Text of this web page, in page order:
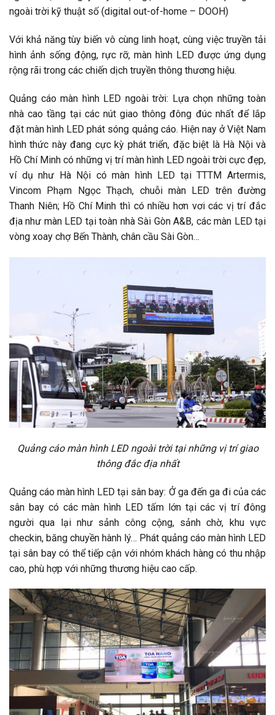
ngoài trời kỹ thuật số (digital out-of-home – DOOH)
Với khả năng tùy biến vô cùng linh hoạt, cùng việc truyền tải
hình ảnh sống động, rực rỡ, màn hình LED được ứng dụng
rộng rãi trong các chiến dịch truyền thông thương hiệu.
Quảng cáo màn hình LED ngoài trời: Lựa chọn những toàn
nhà cao tầng tại các nút giao thông đông đúc nhất để lắp
đặt màn hình LED phát sóng quảng cáo. Hiện nay ở Việt Nam
hình thức này đang cực kỳ phát triển, đặc biệt là Hà Nội và
Hồ Chí Minh có những vị trí màn hình LED ngoài trời cực đẹp,
ví dụ như Hà Nội có màn hình LED tại TTTM Artermis,
Vincom Phạm Ngọc Thạch, chuỗi màn LED trên đường
Thanh Niên; Hồ Chí Minh thì có nhiều hơn vơi các vị trí đắc
địa như màn LED tại toàn nhà Sài Gòn A&B, các màn LED tại
vòng xoay chợ Bến Thành, chân cầu Sài Gòn…
Quảng cáo màn hình LED ngoài trời tại những vị trí giao
thông đắc địa nhất
Quảng cáo màn hình LED tại sân bay: Ở ga đến ga đi của các
sân bay có các màn hình LED tấm lớn tại các vị trí đông
người qua lại như sảnh công cộng, sảnh chờ, khu vực
checkin, băng chuyền hành lý… Phát quảng cáo màn hình LED
tại sân bay có thể tiếp cận với nhóm khách hàng có thu nhập
cao, phù hợp với những thương hiệu cao cấp.